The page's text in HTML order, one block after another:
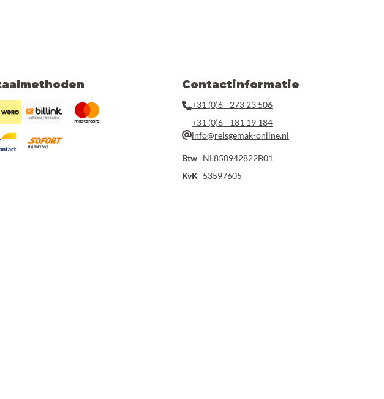
Contactinformatie
+31 (0)6 - 273 23 506
+31 (0)6 - 181 19 184
info@reisgemak-online.nl
Btw NL850942822B01
KvK 53597605